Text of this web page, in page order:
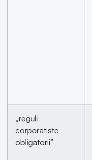
„reguli
corporatiste
obligatorii”